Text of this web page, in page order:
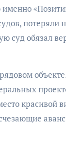
именно
потеряли
суд обязал
красивой